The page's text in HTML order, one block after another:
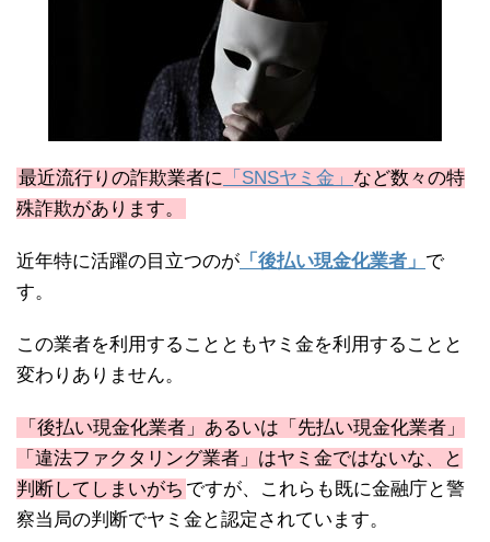
最近流行りの詐欺業者に 「SNSヤミ金」 など数々の特
殊詐欺があります。
近年特に活躍の目立つのが 「後払い現金化業者」 で
す。
この業者を利用することともヤミ金を利用することと
変わりありません。
「後払い現金化業者」あるいは「先払い現金化業者」
「違法ファクタリング業者」はヤミ金ではないな、と
判断してしまいがち ですが、これらも既に金融庁と警
察当局の判断でヤミ金と認定されています。